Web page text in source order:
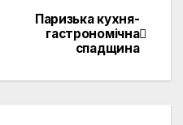
Паризька кухня-
гастрономічна
спадщина